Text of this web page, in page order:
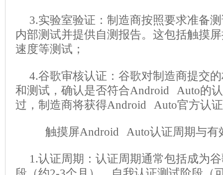
3.实验室验证：制造商按照要求准备
内部测试并提供自测报告。这包括触摸
速度等测试；
4.谷歌审核认证：谷歌对制造商提交
和测试，确认是否符合Android Auto的
过，制造商将获得Android Auto官方认
触摸屏Android Auto认证周期与有
1.认证周期：认证周期通常包括成为